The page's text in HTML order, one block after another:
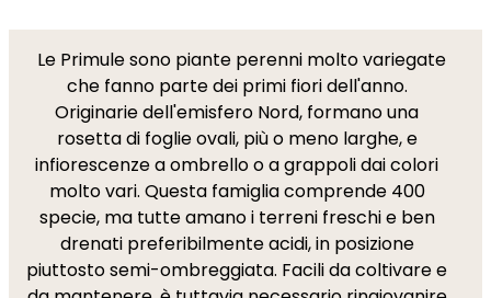
Le Primule sono piante perenni molto variegate
che fanno parte dei primi fiori dell'anno.
Originarie dell'emisfero Nord, formano una
rosetta di foglie ovali, più o meno larghe, e
infiorescenze a ombrello o a grappoli dai colori
molto vari. Questa famiglia comprende 400
specie, ma tutte amano i terreni freschi e ben
drenati preferibilmente acidi, in posizione
piuttosto semi-ombreggiata. Facili da coltivare e